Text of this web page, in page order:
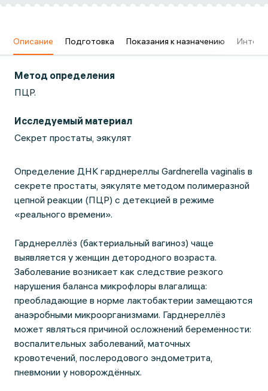
Описание Подготовка Показания к назначению
Метод определения
ПЦР.
Исследуемый материал
Секрет простаты, эякулят
Определение ДНК гарднереллы Gardnerella vaginalis в
секрете простаты, эякуляте методом полимеразной
цепной реакции (ПЦР) с детекцией в режиме
«реального времени».
Гарднереллёз (бактериальный вагиноз) чаще
выявляется у женщин детородного возраста.
Заболевание возникает как следствие резкого
нарушения баланса микрофлоры влагалища:
преобладающие в норме лактобактерии замещаются
анаэробными микроорганизмами. Гарднереллёз
может являться причиной осложнений беременности:
воспалительных заболеваний, маточных
кровотечений, послеродового эндометрита,
пневмонии у новорождённых.